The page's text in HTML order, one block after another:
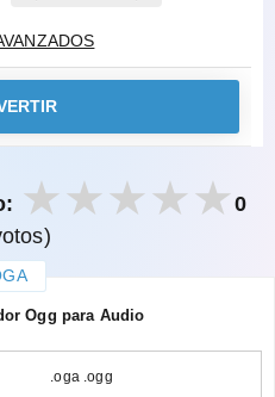
0
Ogg para Audio
.oga .ogg